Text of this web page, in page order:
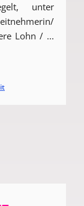
unter
Lohn / ...